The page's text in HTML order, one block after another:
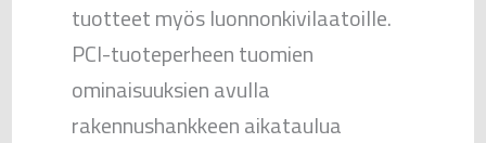
tuotteet myös luonnonkivilaatoille.
PCI-tuoteperheen tuomien
ominaisuuksien avulla
rakennushankkeen aikataulua